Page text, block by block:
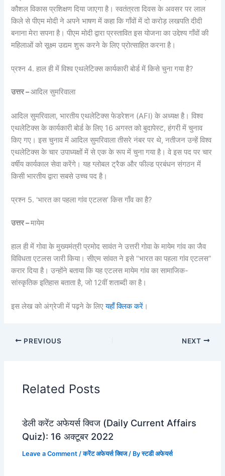
कौशल विकास प्रशिक्षण दिया जाएगा है। स्वतंत्रता दिवस के अवसर पर लाल
किले से पीएम मोदी ने अपने भाषण में कहा कि गाँवों में दो करोड़ लखपति दीदी
बनाना मेरा सपना है। पीएम मोदी द्वारा प्रस्तावित इस योजना का उद्देश्य गाँवों की
महिलाओं को सूक्ष्म उद्यम शुरू करने के लिए प्रोत्साहित करना है।
प्रश्न 4. हाल ही में विश्व एथलेटिक्स कार्यकारी बोर्ड में किसे चुना गया है?
उत्तर –आदिल सुमरिवाला
आदिल सुमरिवाला, भारतीय एथलेटिक्स फेडरेशन (AFI) के अध्यक्ष है। विश्व
एथलेटिक्स के कार्यकारी बोर्ड के लिए 16 अगस्त को बुदापेस्ट, हंगरी में चुनाव
किए गए। इस चुनाव में आदिल सुमरिवाला तीसरे नंबर पर थे, नतीजन उन्हें विश्व
एथलेटिक्स के चार उपाध्यक्षों में से एक के रूप में चुना गया है। वे इस पद पर चार
वर्षीय कार्यकाल सेवा करेंगे। यह ग्लोबल ट्रैक और फील्ड प्रबंधन संगठन में
किसी भारतीय द्वारा सबसे उच्च पद है।
प्रश्न 5. ‘भारत का पहला गांव एटलस’ किस गाँव का है?
उत्तर –मायेम
हाल ही में गोवा के मुख्यमंत्री प्रमोद सावंत ने उत्तरी गोवा के मायेम गांव का जैव
विविधता एटलस जारी किया। सीएम सांवत ने इसे “भारत का पहला गांव एटलस”
करार दिया है। उन्होंने बताया कि यह एटलस मायेम गांव का सामाजिक-
सांस्कृतिक इतिहास बताता है, जो 12वीं शताब्दी का है।
इस लेख को अंग्रेजी में पढ़ने के लिएयहाँ क्लिक करें ।
PREVIOUS NEXT
Related Posts
डेली करेंट अफेयर्स क्विज (Daily Current Affairs
Quiz): 16 अक्टूबर 2022
Leave a Comment /करेंट अफेयर्स क्विज/ Byस्टडी अफेयर्स